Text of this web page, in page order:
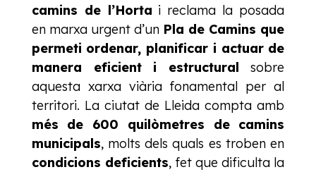
camins de l’Horta i reclama la posada
en marxa urgent d’un Pla de Camins que
permeti ordenar, planificar i actuar de
manera eficient i estructural sobre
aquesta xarxa viària fonamental per al
territori. La ciutat de Lleida compta amb
més de 600 quilòmetres de camins
municipals, molts dels quals es troben en
condicions deficients, fet que dificulta la